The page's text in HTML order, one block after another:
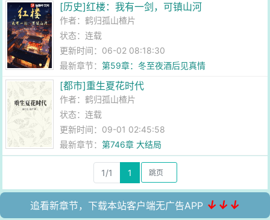
[历史]红楼：我有一剑，可镇山河
作者：鹤归孤山楂片
状态：连载
更新时间：06-02 08:18:30
最新章节：第59章：冬至夜酒后见真情
[都市]重生夏花时代
作者：鹤归孤山楂片
状态：连载
更新时间：09-01 02:45:58
最新章节：第746章 大结局
1/1 1
追看新章节，下载本站客户端无广告APP ↓↓↓